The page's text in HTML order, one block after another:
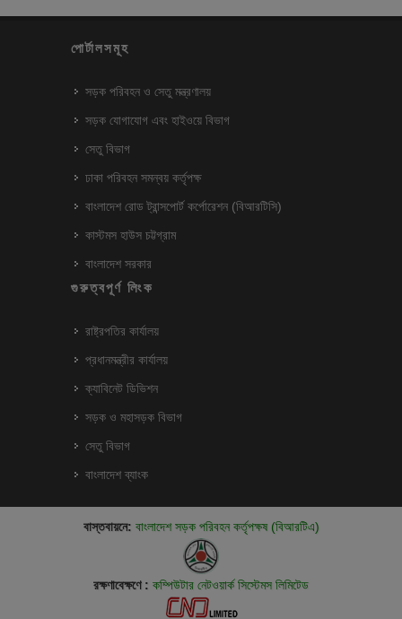
পোর্টালসমূহ
সড়ক পরিবহন ও সেতু মন্ত্রণালয়
সড়ক যোগাযোগ এবং হাইওয়ে বিভাগ
সেতু বিভাগ
ঢাকা পরিবহন সমন্বয় কর্তৃপক্ষ
বাংলাদেশ রোড ট্রান্সপোর্ট কর্পোরেশন (বিআরটিসি)
কাস্টমস হাউস চট্টগ্রাম
বাংলাদেশ সরকার
গুরুত্বপূর্ণ লিংক
রাষ্ট্রপতির কার্যালয়
প্রধানমন্ত্রীর কার্যালয়
ক্যাবিনেট ডিভিশন
সড়ক ও মহাসড়ক বিভাগ
সেতু বিভাগ
বাংলাদেশ ব্যাংক
বাস্তবায়নে: বাংলাদেশ সড়ক পরিবহন কর্তৃপক্ষ (বিআরটিএ)
রক্ষণাবেক্ষণে : কম্পিউটার নেটওয়ার্ক সিস্টেমস লিমিটেড